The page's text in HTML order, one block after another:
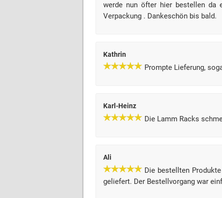
werde nun öfter hier bestellen da
Verpackung . Dankeschön bis bald.
Kathrin
Prompte Lieferung,
Karl-Heinz
Die Lamm Racks
Ali
Die bestellten
geliefert. Der Bestellvorgang war